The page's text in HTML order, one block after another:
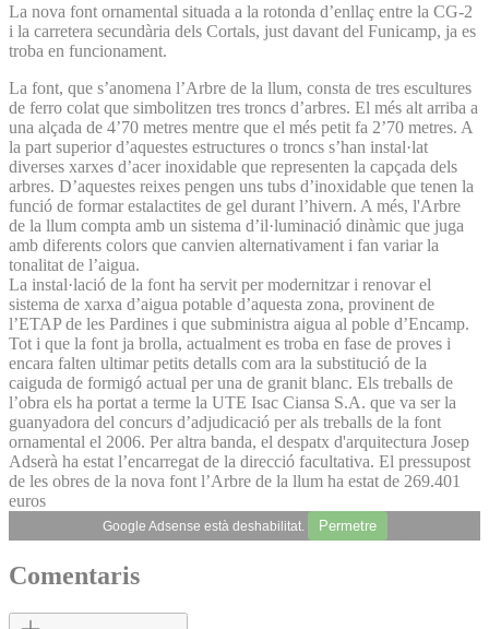
La nova font ornamental situada a la rotonda d’enllaç entre la CG-2
i la carretera secundària dels Cortals, just davant del Funicamp, ja es
troba en funcionament.
La font, que s’anomena l’Arbre de la llum, consta de tres escultures
de ferro colat que simbolitzen tres troncs d’arbres. El més alt arriba a
una alçada de 4’70 metres mentre que el més petit fa 2’70 metres. A
la part superior d’aquestes estructures o troncs s’han instal·lat
diverses xarxes d’acer inoxidable que representen la capçada dels
arbres. D’aquestes reixes pengen uns tubs d’inoxidable que tenen la
funció de formar estalactites de gel durant l’hivern. A més, l'Arbre
de la llum compta amb un sistema d’il·luminació dinàmic que juga
amb diferents colors que canvien alternativament i fan variar la
tonalitat de l’aigua.
La instal·lació de la font ha servit per modernitzar i renovar el
sistema de xarxa d’aigua potable d’aquesta zona, provinent de
l’ETAP de les Pardines i que subministra aigua al poble d’Encamp.
Tot i que la font ja brolla, actualment es troba en fase de proves i
encara falten ultimar petits detalls com ara la substitució de la
caiguda de formigó actual per una de granit blanc. Els treballs de
l’obra els ha portat a terme la UTE Isac Ciansa S.A. que va ser la
guanyadora del concurs d’adjudicació per als treballs de la font
ornamental el 2006. Per altra banda, el despatx d'arquitectura Josep
Adserà ha estat l’encarregat de la direcció facultativa. El pressupost
de les obres de la nova font l’Arbre de la llum ha estat de 269.401
euros
Google Adsense està deshabilitat. Permetre
Comentaris